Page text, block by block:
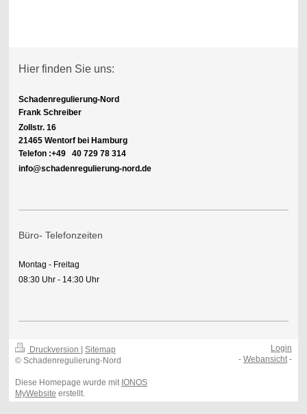
Hier finden Sie uns:
Schadenregulierung-Nord
Frank Schreiber
Zollstr. 16
21465 Wentorf bei Hamburg
Telefon :+49 40 729 78 314
info@schadenregulierung-nord.de
Büro- Telefonzeiten
Montag - Freitag
08:30 Uhr - 14:30 Uhr
Druckversion | Sitemap
© Schadenregulierung-Nord
Diese Homepage wurde mit IONOS
MyWebsite erstellt.
Login
-Webansicht -